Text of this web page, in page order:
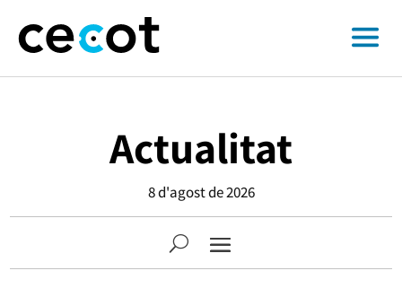
Actualitat
8 d'agost de 2026